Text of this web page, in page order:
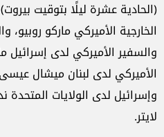
(الحادية عشرة ليلًا بتوقيت
الخارجية الأميركي ماركو
والسفير الأميركي لدى إسرائيل
الأميركي لدى لبنان ميشال
وإسرائيل لدى الولايات
لايتر.